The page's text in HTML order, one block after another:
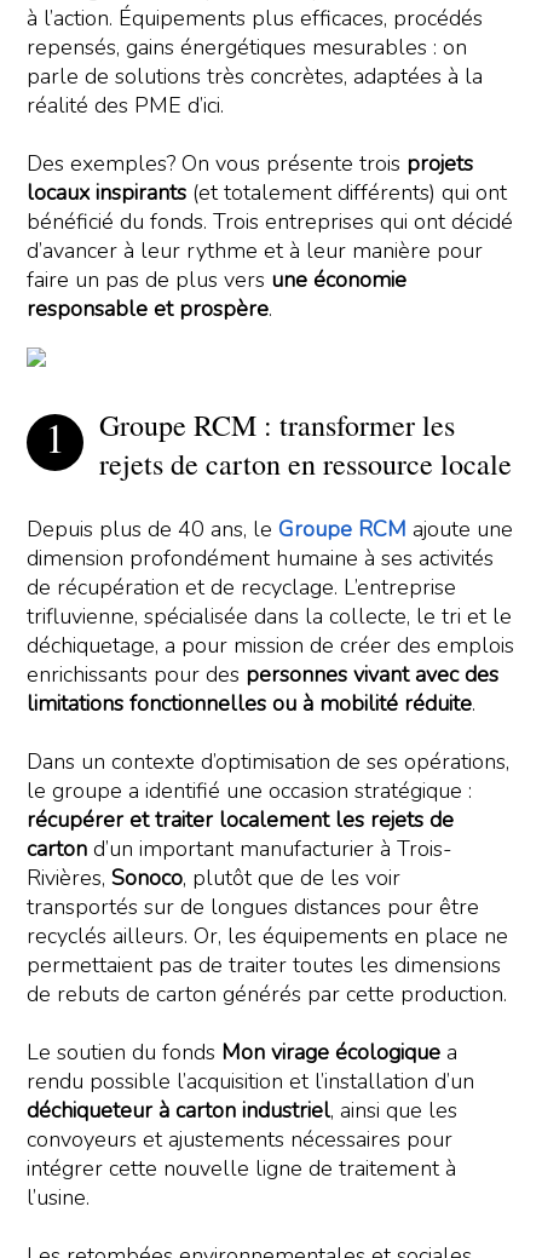
à l’action. Équipements plus efficaces, procédés
repensés, gains énergétiques mesurables : on
parle de solutions très concrètes, adaptées à la
réalité des PME d’ici.
Des exemples? On vous présente trois projets
locaux inspirants (et totalement différents) qui ont
bénéficié du fonds. Trois entreprises qui ont décidé
d’avancer à leur rythme et à leur manière pour
faire un pas de plus vers une économie
responsable et prospère.
Groupe RCM : transformer les
rejets de carton en ressource locale
Depuis plus de 40 ans, leGroupe RCM ajoute une
dimension profondément humaine à ses activités
de récupération et de recyclage. L’entreprise
trifluvienne, spécialisée dans la collecte, le tri et le
déchiquetage, a pour mission de créer des emplois
enrichissants pour des personnes vivant avec des
limitations fonctionnelles ou à mobilité réduite.
Dans un contexte d’optimisation de ses opérations,
le groupe a identifié une occasion stratégique :
récupérer et traiter localement les rejets de
carton d’un important manufacturier à Trois-
Rivières,Sonoco, plutôt que de les voir
transportés sur de longues distances pour être
recyclés ailleurs. Or, les équipements en place ne
permettaient pas de traiter toutes les dimensions
de rebuts de carton générés par cette production.
Le soutien du fonds Mon virage écologique a
rendu possible l’acquisition et l’installation d’un
déchiqueteur à carton industriel, ainsi que les
convoyeurs et ajustements nécessaires pour
intégrer cette nouvelle ligne de traitement à
l’usine.